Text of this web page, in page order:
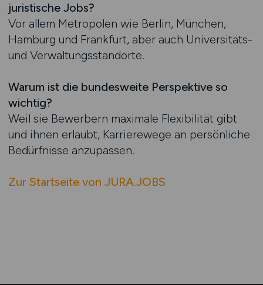
juristische Jobs?
Vor allem Metropolen wie Berlin, München,
Hamburg und Frankfurt, aber auch Universitäts-
und Verwaltungsstandorte.
Warum ist die bundesweite Perspektive so
wichtig?
Weil sie Bewerbern maximale Flexibilität gibt
und ihnen erlaubt, Karrierewege an persönliche
Bedürfnisse anzupassen.
Zur Startseite von JURA.JOBS